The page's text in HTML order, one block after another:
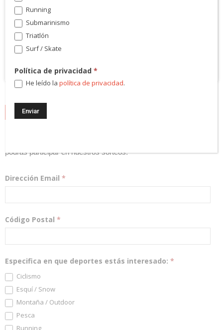
NEWSLETTER
podrás participar en nuestros sorteos.
Dirección Email *
Código Postal *
Especifica en que deportes estás interesado: *
Ciclismo
Esquí / Snow
Montaña / Outdoor
Pesca
Running
Running
Submarinismo
Triatlón
Surf / Skate
Política de privacidad*
He leído lapolítica de privacidad.